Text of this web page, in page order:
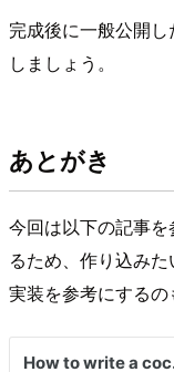
完成後に一般公開
しましょう。
あとがき
今回は以下の記事
るため、作り込み
実装を参考にするの